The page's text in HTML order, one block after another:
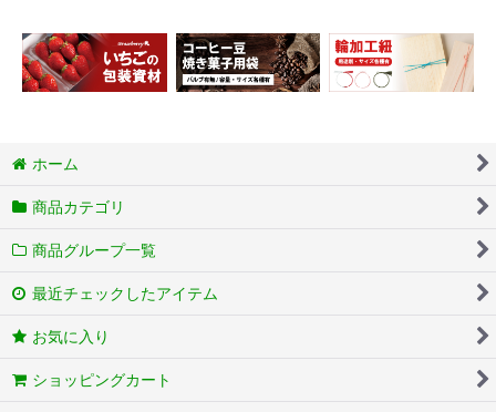
ホーム
商品カテゴリ
商品グループ一覧
最近チェックしたアイテム
お気に入り
ショッピングカート